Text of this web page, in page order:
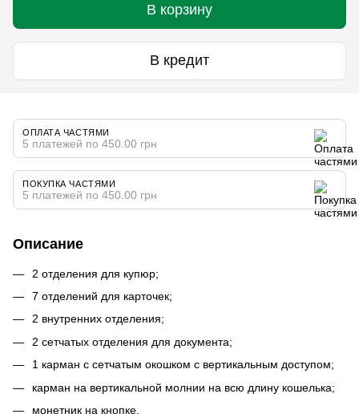
В корзину
В кредит
ОПЛАТА ЧАСТЯМИ
5 платежей по 450.00 грн
ПОКУПКА ЧАСТЯМИ
5 платежей по 450.00 грн
Описание
2 отделения для купюр;
7 отделений для карточек;
2 внутренних отделения;
2 сетчатых отделения для документа;
1 карман с сетчатым окошком с вертикальным доступом;
карман на вертикальной молнии на всю длину кошелька;
монетник на кнопке.